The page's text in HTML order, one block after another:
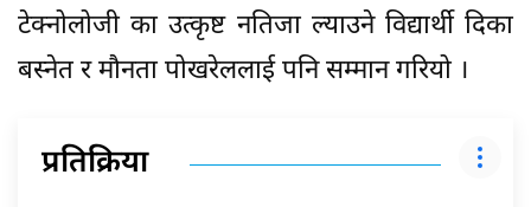
टेक्नोलोजी का उत्कृष्ट नतिजा ल्याउने विद्यार्थी दिका
बस्नेत र मौनता पोखरेललाई पनि सम्मान गरियो ।
प्रतिक्रिया